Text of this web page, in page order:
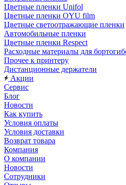
Цветные пленки Unifol
Цветные пленки OYU film
Цветные светоотражающие пленки
Автомобильные пленки
Цветные пленки Respect
Расходные материалы для
Прочее к принтеру
Дистанционные держатели
Акции
Сервис
Блог
Новости
Как купить
Условия оплаты
Условия доставки
Возврат товара
Компания
О компании
Новости
Сотрудники